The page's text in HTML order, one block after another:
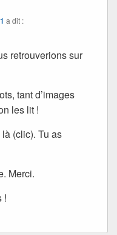
a dit :
retrouverions sur
tant d’images
les lit !
(clic). Tu as
Merci.
!